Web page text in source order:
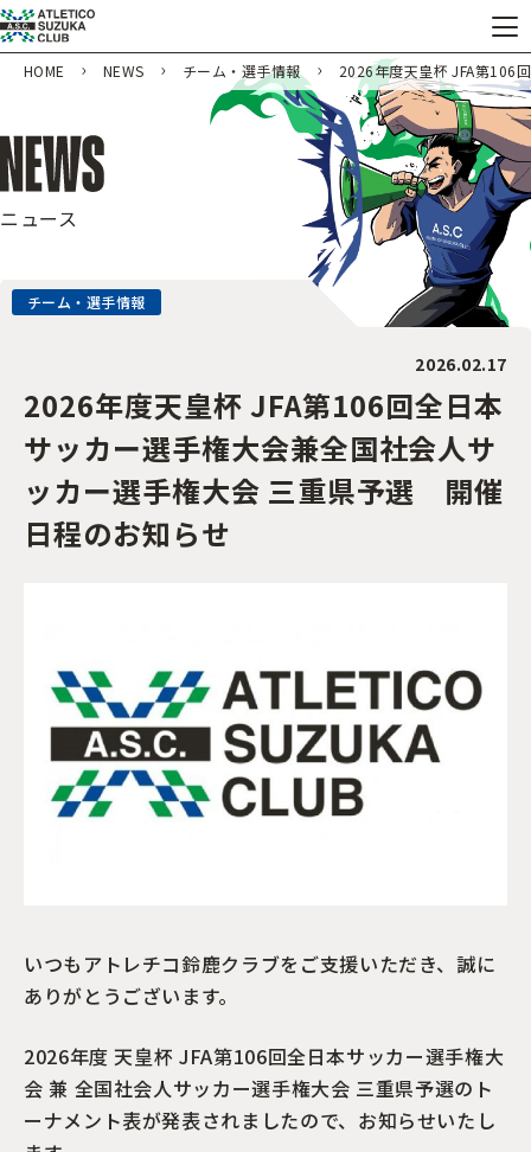
HOME NEWS チーム・選手情報 2026年度天皇杯 JFA第106
ニュース
チーム・選手情報
2026.02.17
2026年度天皇杯 JFA第106回全日本
サッカー選手権大会兼全国社会人サ
ッカー選手権大会 三重県予選 開催
日程のお知らせ
いつもアトレチコ鈴鹿クラブをご支援いただき、誠に
ありがとうございます。
2026年度 天皇杯 JFA第106回全日本サッカー選手権大
会 兼 全国社会人サッカー選手権大会 三重県予選のト
ーナメント表が発表されましたので、お知らせいたし